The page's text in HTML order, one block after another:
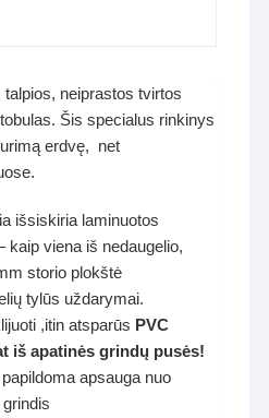
neiprastos tvirtos
Šis specialus rinkinys
erdvę, net
išsiskiria laminuotos
kaip viena iš nedaugelio,
storio plokštė
tylūs uždarymai.
,itin atsparūs PVC
iš apatinės grindų pusės!
apsauga nuo